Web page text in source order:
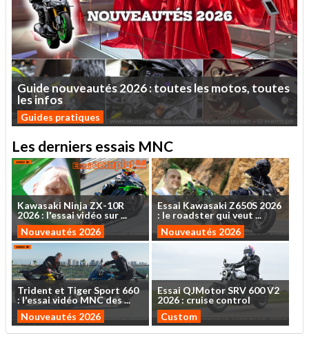
Guidenouveautés2026:touteslesmotos,toutes
lesinfos
Guides pratiques
Les derniers essais MNC
Kawasaki NinjaZX-10R
2026: l'essaividéo sur...
Nouveautés 2026
Essai Kawasaki Z650S 2026
: le roadsterquiveut ...
Nouveautés 2026
Trident et TigerSport 660
: l'essaividéo MNCdes...
Nouveautés 2026
EssaiQJMotorSRV 600V2
2026 : cruise control
Custom